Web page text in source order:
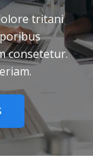
tritani
consetetur.